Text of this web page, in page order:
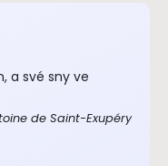
a své sny ve
de Saint-Exupéry